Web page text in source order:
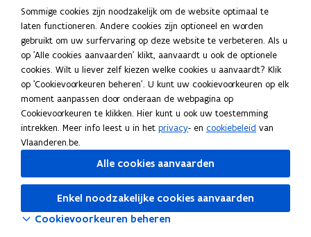
De documenten van deze mededeling zijn niet
beschikbaar omdat het om een 'individuele
mededeling' gaat. Individuele mededelingen zijn
mededelingen die een persoonlijke rechtstoestand
regelen, zoals benoemingen.
Naar alle beslissingen van 29 september 2017
Sommige cookies zijn noodzakelijk om de website optimaal te
laten functioneren. Andere cookies zijn optioneel en worden
gebruikt om uw surfervaring op deze website te verbeteren. Als u
op 'Alle cookies aanvaarden' klikt, aanvaardt u ook de optionele
cookies. Wilt u liever zelf kiezen welke cookies u aanvaardt? Klik
op 'Cookievoorkeuren beheren'. U kunt uw cookievoorkeuren op elk
moment aanpassen door onderaan de webpagina op
Cookievoorkeuren te klikken. Hier kunt u ook uw toestemming
intrekken. Meer info leest u in het privacy- en cookiebeleid van
Vlaanderen.be.
Alle cookies aanvaarden
Enkel noodzakelijke cookies aanvaarden
Cookievoorkeuren beheren